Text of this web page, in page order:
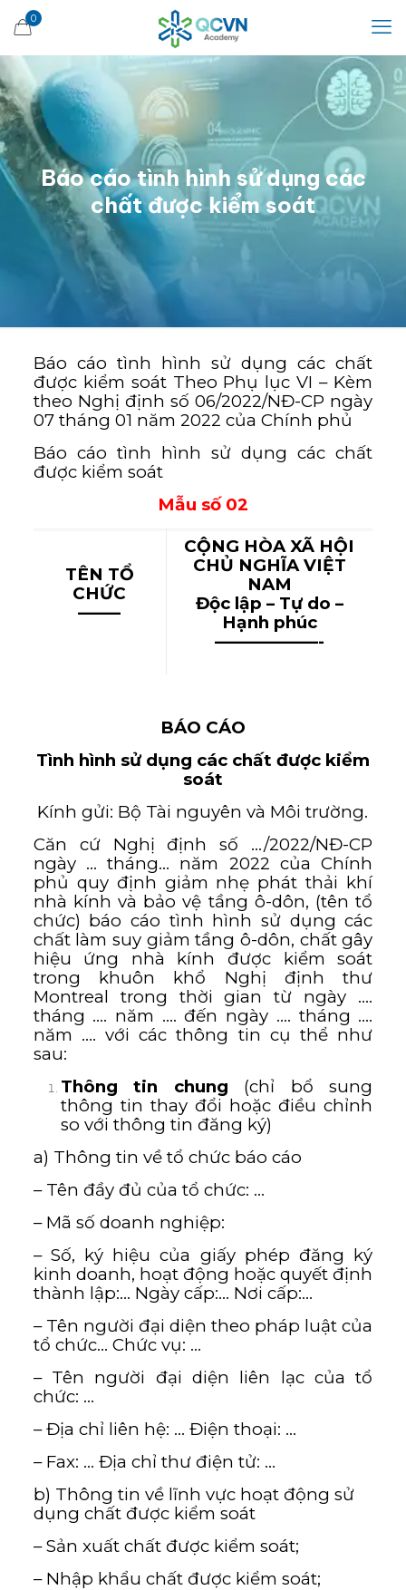
0
Báo cáo tình hình sử dụng các
chất được kiểm soát
Báo cáo tình hình sử dụng các chất
được kiểm soát Theo Phụ lục VI – Kèm
theo Nghị định số 06/2022/NĐ-CP ngày
07 tháng 01 năm 2022 của Chính phủ
Báo cáo tình hình sử dụng các chất
được kiểm soát
Mẫu số 02
TÊN TỔ
CHỨC
——–
CỘNG HÒA XÃ HỘI
CHỦ NGHĨA VIỆT
NAM
Độc lập – Tự do –
Hạnh phúc
——————-
BÁO CÁO
Tình hình sử dụng các chất được kiểm
soát
Kính gửi: Bộ Tài nguyên và Môi trường.
Căn cứ Nghị định số …/2022/NĐ-CP
ngày … tháng… năm 2022 của Chính
phủ quy định giảm nhẹ phát thải khí
nhà kính và bảo vệ tầng ô-dôn, (tên tổ
chức) báo cáo tình hình sử dụng các
chất làm suy giảm tầng ô-dôn, chất gây
hiệu ứng nhà kính được kiểm soát
trong khuôn khổ Nghị định thư
Montreal trong thời gian từ ngày ….
tháng …. năm …. đến ngày …. tháng ….
năm …. với các thông tin cụ thể như
sau:
Thông tin chung (chỉ bổ sung
thông tin thay đổi hoặc điều chỉnh
so với thông tin đăng ký)
a) Thông tin về tổ chức báo cáo
– Tên đầy đủ của tổ chức: …
– Mã số doanh nghiệp:
– Số, ký hiệu của giấy phép đăng ký
kinh doanh, hoạt động hoặc quyết định
thành lập:… Ngày cấp:… Nơi cấp:…
– Tên người đại diện theo pháp luật của
tổ chức… Chức vụ: …
– Tên người đại diện liên lạc của tổ
chức: …
– Địa chỉ liên hệ: … Điện thoại: …
– Fax: … Địa chỉ thư điện tử: …
b) Thông tin về lĩnh vực hoạt động sử
dụng chất được kiểm soát
– Sản xuất chất được kiểm soát;
– Nhập khẩu chất được kiểm soát;